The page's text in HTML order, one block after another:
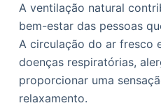
A ventilação natural
bem-estar das pessoas
A circulação do ar fresco
doenças respiratórias,
proporcionar uma
relaxamento.